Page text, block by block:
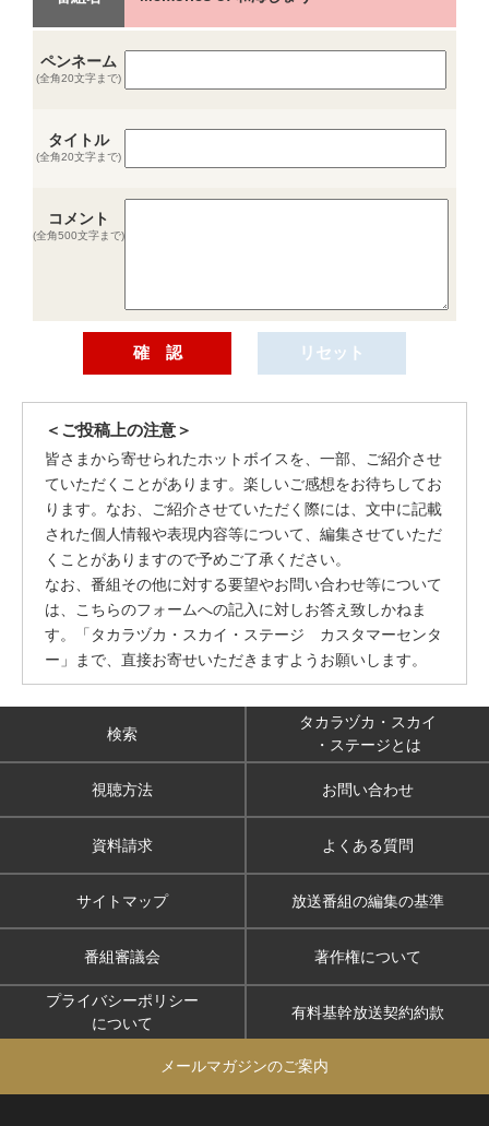
ペンネーム
(全角20文字まで)
タイトル
(全角20文字まで)
コメント
(全角500文字まで)
＜ご投稿上の注意＞
皆さまから寄せられたホットボイスを、一部、ご紹介させ
ていただくことがあります。楽しいご感想をお待ちしてお
ります。なお、ご紹介させていただく際には、文中に記載
された個人情報や表現内容等について、編集させていただ
くことがありますので予めご了承ください。
なお、番組その他に対する要望やお問い合わせ等について
は、こちらのフォームへの記入に対しお答え致しかねま
す。「タカラヅカ・スカイ・ステージ カスタマーセンタ
ー」まで、直接お寄せいただきますようお願いします。
検索
タカラヅカ・スカイ
・ステージとは
視聴方法 お問い合わせ
資料請求 よくある質問
サイトマップ 放送番組の編集の基準
番組審議会 著作権について
プライバシーポリシー
について
有料基幹放送契約約款
メールマガジンのご案内